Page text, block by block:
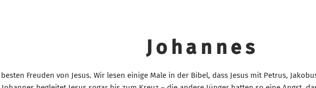
Johannes
Freuden von Jesus. Wir lesen einige Male in der Bibel, dass Jesus mit Petrus,